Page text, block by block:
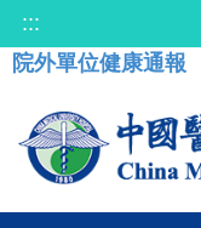
:::
院外單位健康通報